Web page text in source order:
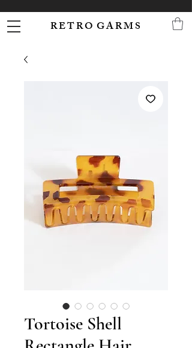
R E T R O G A R M S
Tortoise Shell